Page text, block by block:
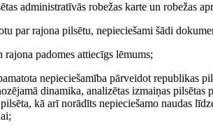
administratīvās robežas karte un robežas
par rajona pilsētu, nepieciešami šādi
padomes attiecīgs lēmums;
nepieciešamība pārveidot republikas
dinamika, analizētas izmaiņas pilsētas
kā arī norādīts nepieciešamo naudas